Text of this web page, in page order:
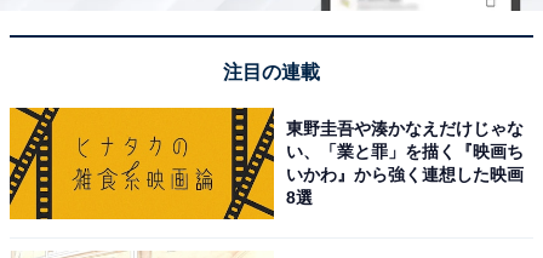
1位は『夫婦別姓刑事』（フジテレビ系）でした。佐藤
二朗さんと橋本愛さんがダブル主演を務めるドラマで、
注目の連載
東野圭吾や湊かなえだけじゃな
い、「業と罪」を描く『映画ち
いかわ』から強く連想した映画
8選